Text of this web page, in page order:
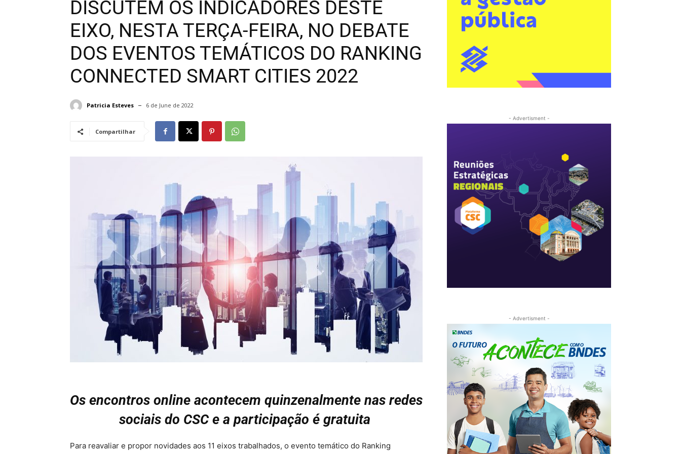
DISCUTEM OS INDICADORES DESTE
EIXO, NESTA TERÇA-FEIRA, NO DEBATE
DOS EVENTOS TEMÁTICOS DO RANKING
CONNECTED SMART CITIES 2022
Patricia Esteves 6 de June de 2022
Compartilhar
Os encontros online acontecem quinzenalmente nas redes
sociais do CSC e a participação é gratuita
Para reavaliar e propor novidades aos 11 eixos trabalhados, o evento temático do Ranking
- Advertisment -
- Advertisment -